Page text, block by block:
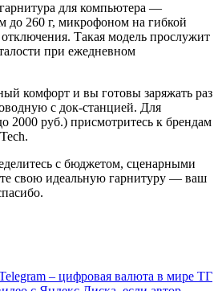
для компьютера —
до 260 г, микрофоном на гибкой
Такая модель прослужит
при ежедневном
комфорт и вы готовы заряжать раз
с док‑станцией. Для
2000 руб.) присмотритесь к брендам
с бюджетом, сценарными
свою идеальную гарнитуру — ваш
– цифровая валюта в мире ТГ